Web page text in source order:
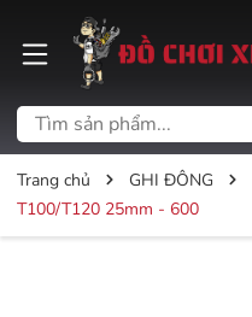
Trang chủ GHI ĐÔNG
T100/T120 25mm - 600